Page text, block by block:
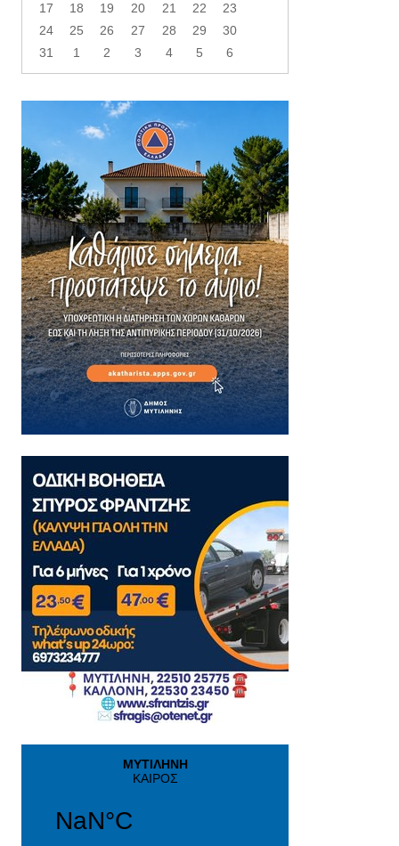
17
18 19 20 21 22
23
24
25 26 27 28 29
30
31
1 2 3 4 5 6